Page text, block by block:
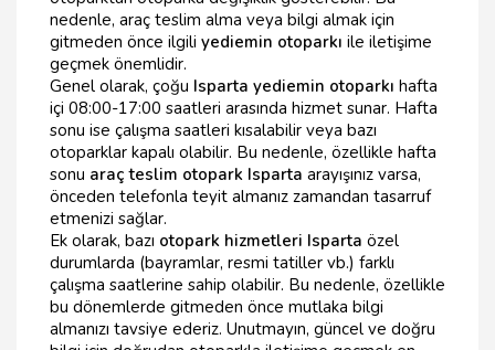
nedenle, araç teslim alma veya bilgi almak için
gitmeden önce ilgili yediemin otoparkı ile iletişime
geçmek önemlidir.
Genel olarak, çoğu Isparta yediemin otoparkı hafta
içi 08:00-17:00 saatleri arasında hizmet sunar. Hafta
sonu ise çalışma saatleri kısalabilir veya bazı
otoparklar kapalı olabilir. Bu nedenle, özellikle hafta
sonu araç teslim otopark Isparta arayışınız varsa,
önceden telefonla teyit almanız zamandan tasarruf
etmenizi sağlar.
Ek olarak, bazı otopark hizmetleri Isparta özel
durumlarda (bayramlar, resmi tatiller vb.) farklı
çalışma saatlerine sahip olabilir. Bu nedenle, özellikle
bu dönemlerde gitmeden önce mutlaka bilgi
almanızı tavsiye ederiz. Unutmayın, güncel ve doğru